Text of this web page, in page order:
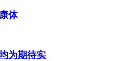
体
为期待实